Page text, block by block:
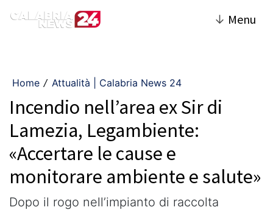
↓ Menu
Home / Attualità | Calabria News 24
Incendio nell’area ex Sir di
Lamezia, Legambiente:
«Accertare le cause e
monitorare ambiente e salute»
Dopo il rogo nell’impianto di raccolta